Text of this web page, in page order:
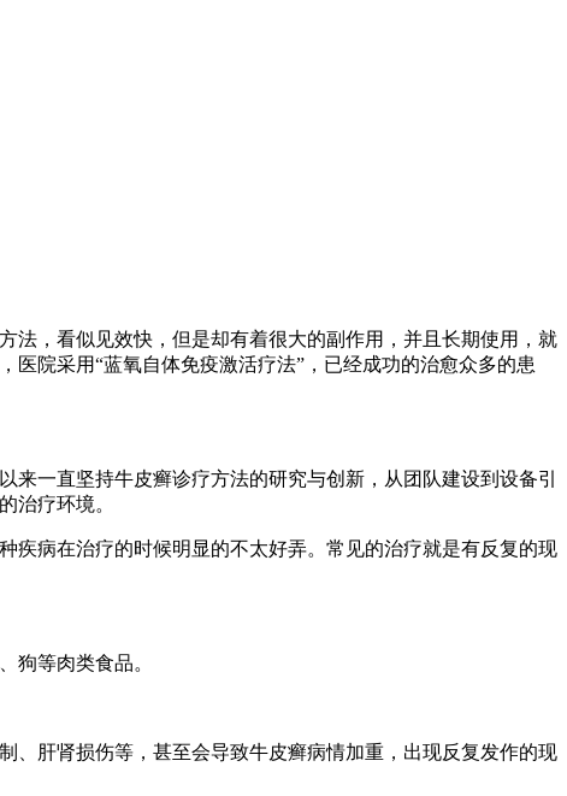
法，看似见效快，但是却有着很大的副作用，并且长期使用，就
院采用“蓝氧自体免疫激活疗法”，已经成功的治愈众多的患
一直坚持牛皮癣诊疗方法的研究与创新，从团队建设到设备引
治疗环境。
疾病在治疗的时候明显的不太好弄。常见的治疗就是有反复的现
狗等肉类食品。
、肝肾损伤等，甚至会导致牛皮癣病情加重，出现反复发作的现